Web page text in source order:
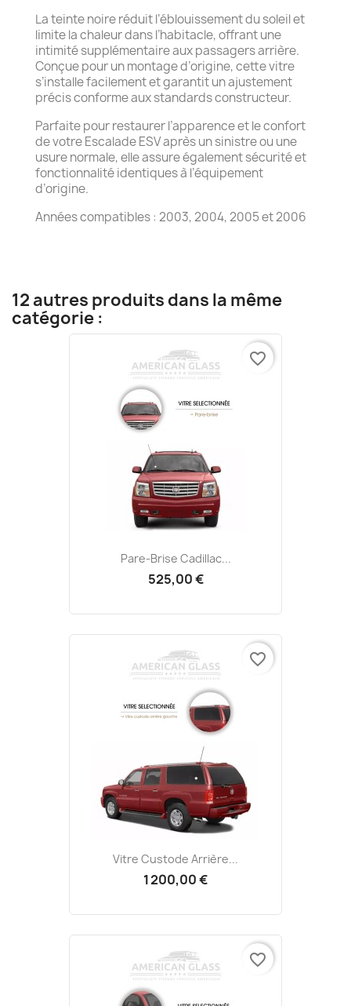
La teinte noire réduit l’éblouissement du soleil et
limite la chaleur dans l’habitacle, offrant une
intimité supplémentaire aux passagers arrière.
Conçue pour un montage d’origine, cette vitre
s’installe facilement et garantit un ajustement
précis conforme aux standards constructeur.
Parfaite pour restaurer l’apparence et le confort
de votre Escalade ESV après un sinistre ou une
usure normale, elle assure également sécurité et
fonctionnalité identiques à l’équipement
d’origine.
Années compatibles : 2003, 2004, 2005 et 2006
12 autres produits dans la même
catégorie :
Pare-Brise Cadillac...
525,00 €
favorite_border
Vitre Custode Arrière...
1 200,00 €
favorite_border
favorite_border